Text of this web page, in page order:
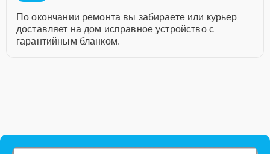
По окончании ремонта вы забираете или курьер
доставляет на дом исправное устройство с
гарантийным бланком.